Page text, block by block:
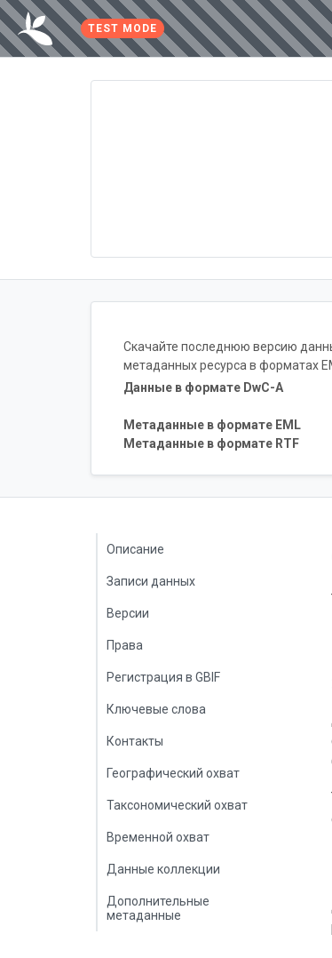
TEST MODE
Скачайте последнюю версию
метаданных ресурса в форматах
Данные в формате DwC-A
Метаданные в формате EML
Метаданные в формате RTF
Описание
Записи данных
Версии
Права
Регистрация в GBIF
Ключевые слова
Контакты
Географический охват
Таксономический охват
Временной охват
Данные коллекции
Дополнительные
метаданные